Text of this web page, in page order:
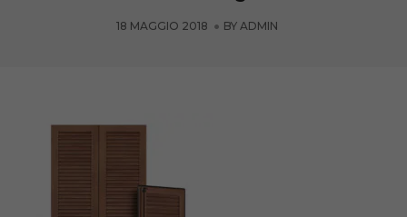
18 MAGGIO 2018 BY ADMIN